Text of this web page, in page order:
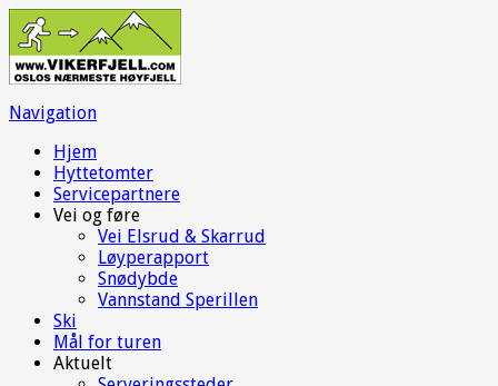
Navigation
Hjem
Hyttetomter
Servicepartnere
Vei og føre
Vei Elsrud & Skarrud
Løyperapport
Snødybde
Vannstand Sperillen
Ski
Mål for turen
Aktuelt